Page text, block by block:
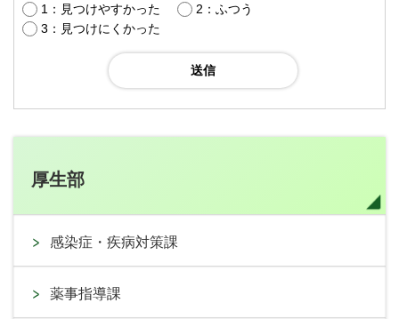
1：見つけやすかった
2：ふつう
3：見つけにくかった
厚生部
感染症・疾病対策課
薬事指導課